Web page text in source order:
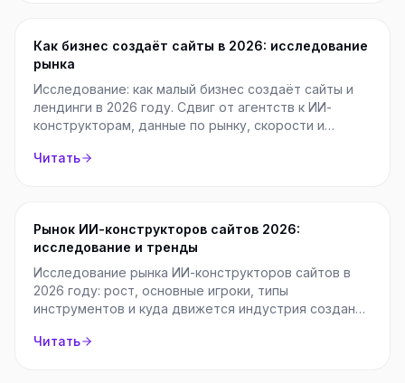
Как бизнес создаёт сайты в 2026: исследование
рынка
Исследование: как малый бизнес создаёт сайты и
лендинги в 2026 году. Сдвиг от агентств к ИИ-
конструкторам, данные по рынку, скорости и
Читать
Рынок ИИ-конструкторов сайтов 2026:
исследование и тренды
Исследование рынка ИИ-конструкторов сайтов в
2026 году: рост, основные игроки, типы
инструментов и куда движется индустрия создания
Читать